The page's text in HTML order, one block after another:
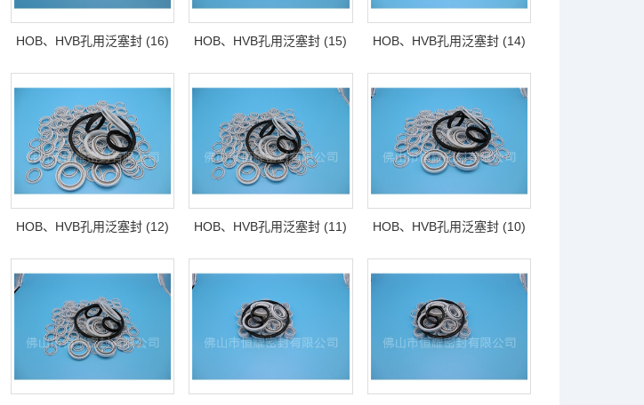
HOB、HVB孔用泛塞封 (16) HOB、HVB孔用泛塞封 (15) HOB、HVB孔用泛塞封 (14)
HOB、HVB孔用泛塞封 (12) HOB、HVB孔用泛塞封 (11) HOB、HVB孔用泛塞封 (10)